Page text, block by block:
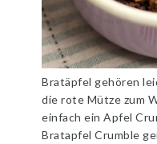
Bratäpfel gehören
die rote Mütze zum
einfach ein Apfel
Bratapfel Crumble